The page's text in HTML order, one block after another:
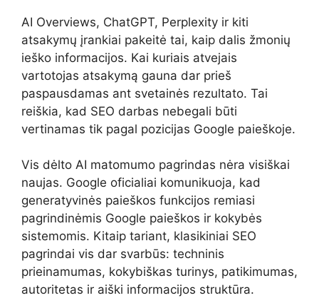
AI Overviews, ChatGPT, Perplexity ir kiti
atsakymų įrankiai pakeitė tai, kaip dalis žmonių
ieško informacijos. Kai kuriais atvejais
vartotojas atsakymą gauna dar prieš
paspausdamas ant svetainės rezultato. Tai
reiškia, kad SEO darbas nebegali būti
vertinamas tik pagal pozicijas Google paieškoje.
Vis dėlto AI matomumo pagrindas nėra visiškai
naujas. Google oficialiai komunikuoja, kad
generatyvinės paieškos funkcijos remiasi
pagrindinėmis Google paieškos ir kokybės
sistemomis. Kitaip tariant, klasikiniai SEO
pagrindai vis dar svarbūs: techninis
prieinamumas, kokybiškas turinys, patikimumas,
autoritetas ir aiški informacijos struktūra.